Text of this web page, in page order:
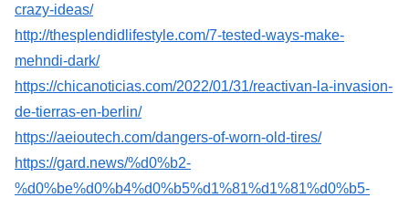
crazy-ideas/
http://thesplendidlifestyle.com/7-tested-ways-make-
mehndi-dark/
https://chicanoticias.com/2022/01/31/reactivan-la-invasion-
de-tierras-en-berlin/
https://aeioutech.com/dangers-of-worn-old-tires/
https://gard.news/%d0%b2-
%d0%be%d0%b4%d0%b5%d1%81%d1%81%d0%b5-